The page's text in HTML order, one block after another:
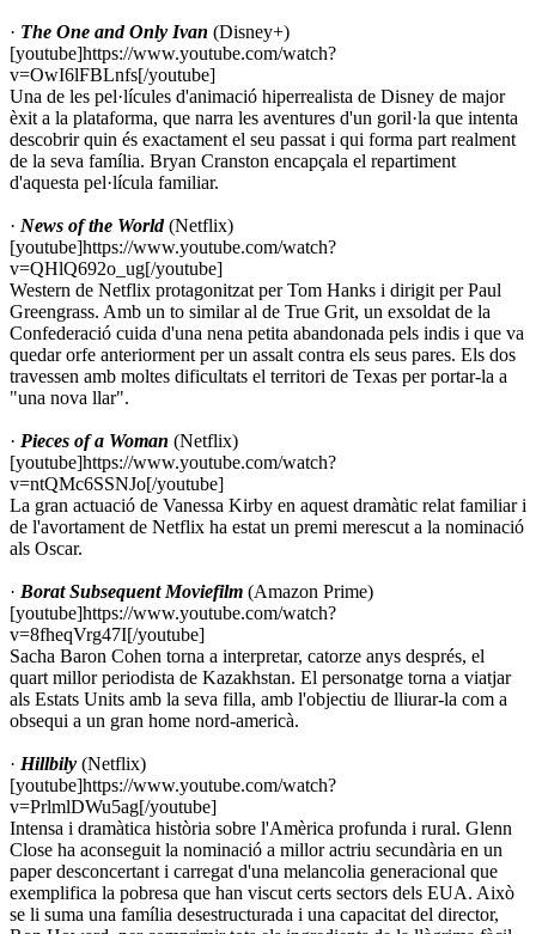
· The One and Only Ivan (Disney+)
[youtube]https://www.youtube.com/watch?
v=OwI6lFBLnfs[/youtube]
Una de les pel·lícules d'animació hiperrealista de Disney de major
èxit a la plataforma, que narra les aventures d'un goril·la que intenta
descobrir quin és exactament el seu passat i qui forma part realment
de la seva família. Bryan Cranston encapçala el repartiment
d'aquesta pel·lícula familiar.
· News of the World(Netflix)
[youtube]https://www.youtube.com/watch?
v=QHlQ692o_ug[/youtube]
Western de Netflix protagonitzat per Tom Hanks i dirigit per Paul
Greengrass. Amb un to similar al de True Grit, un exsoldat de la
Confederació cuida d'una nena petita abandonada pels indis i que va
quedar orfe anteriorment per un assalt contra els seus pares. Els dos
travessen amb moltes dificultats el territori de Texas per portar-la a
"una nova llar".
· Pieces of a Woman (Netflix)
[youtube]https://www.youtube.com/watch?
v=ntQMc6SSNJo[/youtube]
La gran actuació de Vanessa Kirby en aquest dramàtic relat familiar i
de l'avortament de Netflix ha estat un premi merescut a la nominació
als Oscar.
· Borat Subsequent Moviefilm (Amazon Prime)
[youtube]https://www.youtube.com/watch?
v=8fheqVrg47I[/youtube]
Sacha Baron Cohen torna a interpretar, catorze anys després, el
quart millor periodista de Kazakhstan. El personatge torna a viatjar
als Estats Units amb la seva filla, amb l'objectiu de lliurar-la com a
obsequi a un gran home nord-americà.
· Hillbily (Netflix)
[youtube]https://www.youtube.com/watch?
v=PrlmlDWu5ag[/youtube]
Intensa i dramàtica història sobre l'Amèrica profunda i rural. Glenn
Close ha aconseguit la nominació a millor actriu secundària en un
paper desconcertant i carregat d'una melancolia generacional que
exemplifica la pobresa que han viscut certs sectors dels EUA. Això
se li suma una família desestructurada i una capacitat del director,